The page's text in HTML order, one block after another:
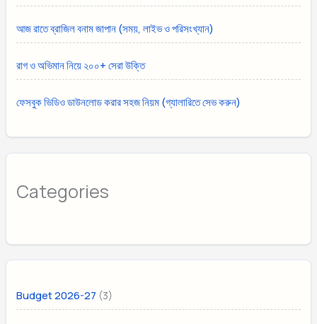
আজ রাতে ব্রাজিল বনাম জাপান (সময়, লাইভ ও পরিসংখ্যান)
রাগ ও অভিমান নিয়ে ২০০+ সেরা উক্তি
ফেসবুক ভিডিও ডাউনলোড করার সহজ নিয়ম (গ্যালারিতে সেভ করুন)
Categories
Budget 2026-27 (3)